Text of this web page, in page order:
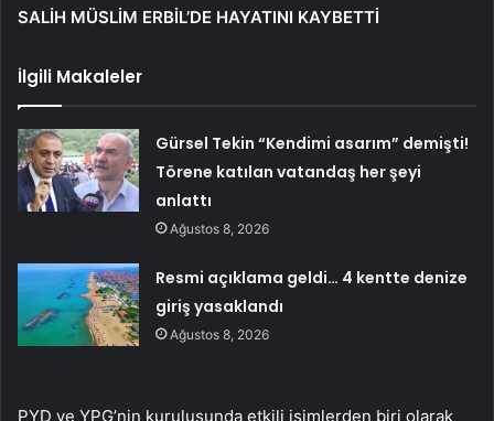
SALİH MÜSLİM ERBİL’DE HAYATINI KAYBETTİ
İlgili Makaleler
Gürsel Tekin “Kendimi asarım” demişti!
Törene katılan vatandaş her şeyi
anlattı
Ağustos 8, 2026
Resmi açıklama geldi… 4 kentte denize
giriş yasaklandı
Ağustos 8, 2026
PYD ve YPG’nin kuruluşunda etkili isimlerden biri olarak